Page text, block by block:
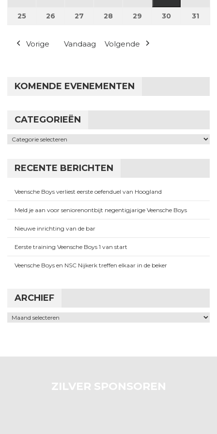
(1
25 25 mei 2026
26 26 mei 2026
27 27 mei 2026
28 28 mei 2026
29 29 mei 2026
30 30 mei 2026
31
Vorige Vandaag Volgende
KOMENDE EVENEMENTEN
CATEGORIEËN
Categorieën
RECENTE BERICHTEN
Veensche Boys verliest eerste oefenduel van Hoogland
Meld je aan voor seniorenontbijt negentigjarige Veensche Boys
Nieuwe inrichting van de bar
Eerste training Veensche Boys 1 van start
Veensche Boys en NSC Nijkerk treffen elkaar in de beker
ARCHIEF
Archief
ZILVER SPONSOREN